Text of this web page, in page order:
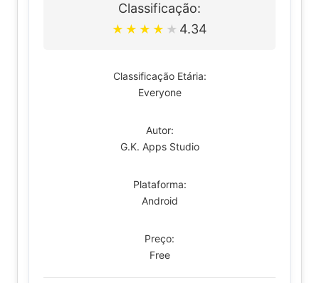
Classificação:
★ ★ ★ ★ ★ 4.34
Classificação Etária:
Everyone
Autor:
G.K. Apps Studio
Plataforma:
Android
Preço:
Free